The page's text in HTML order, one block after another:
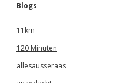
Blogs
11km
120 Minuten
allesausseraas